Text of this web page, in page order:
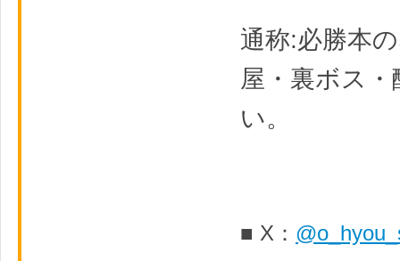
通称:必勝本
屋・裏ボス・
い。
■ X：